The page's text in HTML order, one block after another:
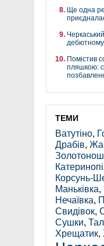
Ще одна
дебютному
Помістив
пляшкою:
ТЕМИ
Ватутіно,
Драбів,
Корсунь-
Маньківка,
Нечаївка,
Свидівок,
Сушки,
Хрещатик,